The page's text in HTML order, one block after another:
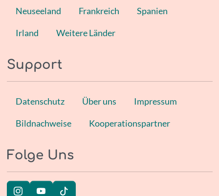
Neuseeland Frankreich Spanien
Irland Weitere Länder
Support
Datenschutz Über uns Impressum
Bildnachweise Kooperationspartner
Folge Uns